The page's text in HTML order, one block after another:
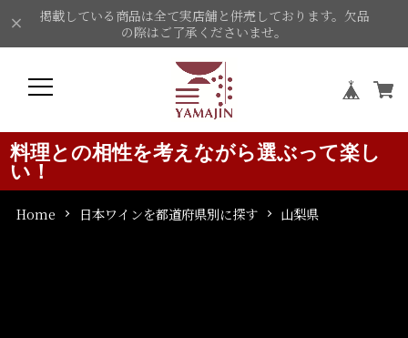
掲載している商品は全て実店舗と併売しております。欠品
の際はご了承くださいませ。
料理との相性を考えながら選ぶって楽し
い！
Home 日本ワインを都道府県別に探す 山梨県